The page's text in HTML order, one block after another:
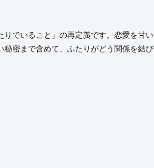
でいること」の再定義です。恋愛を甘い
密まで含めて、ふたりがどう関係を結び